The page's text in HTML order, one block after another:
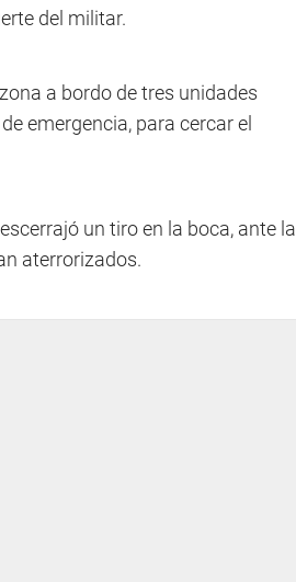
del militar.
a bordo de tres unidades
emergencia, para cercar el
un tiro en la boca, ante la
aterrorizados.